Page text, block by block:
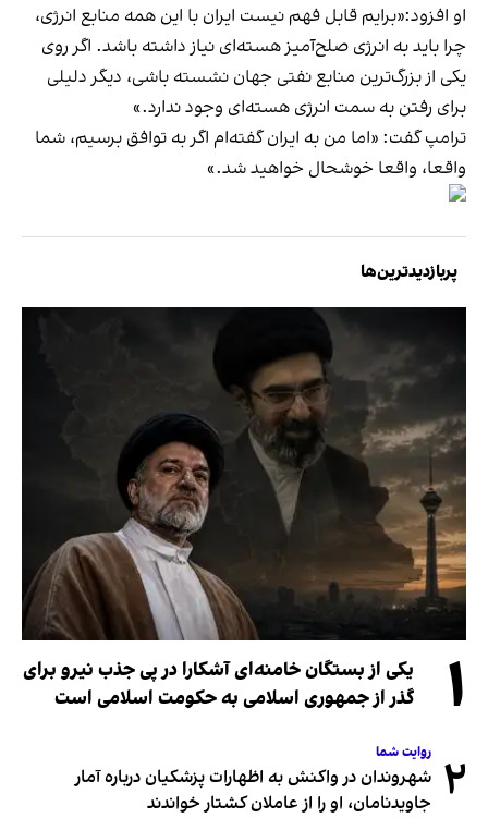
او افزود:«برایم قابل فهم نیست ایران با این همه منابع انرژی،
چرا باید به انرژی صلح‌آمیز هسته‌ای نیاز داشته باشد. اگر روی
یکی از بزرگ‌ترین منابع نفتی جهان نشسته‌ باشی، دیگر دلیلی
برای رفتن به سمت انرژی هسته‌ای وجود ندارد.»
ترامپ گفت: «اما من به ایران گفته‌ام اگر به توافق برسیم، شما
واقعا، واقعا خوشحال خواهید شد.»
پربازدیدترین‌ها
۱
یکی از بستگان خامنه‌ای آشکارا در پی جذب نیرو برای
گذر از جمهوری اسلامی به حکومت اسلامی است
۲ روایت شما
شهروندان در واکنش به اظهارات پزشکیان درباره آمار
جاویدنامان، او را از عاملان کشتار خواندند